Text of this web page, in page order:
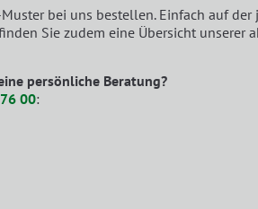
bei uns bestellen. Einfach auf
Sie zudem eine Übersicht unserer
persönliche Beratung?
00: